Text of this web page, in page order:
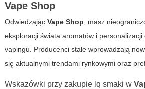
Vape Shop
Odwiedzając Vape Shop , masz
eksploracji świata aromatów i personalizacji
vapingu. Producenci stale wprowadzają
się aktualnymi trendami rynkowymi oraz
Wskazówki przy zakupie lq smaki w